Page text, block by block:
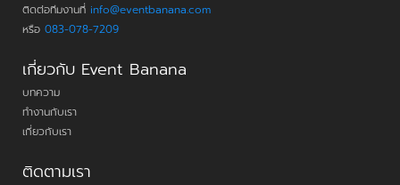
ติดต่อทีมงานที่ info@eventbanana.com
หรือ 083-078-7209
เกี่ยวกับ Event Banana
บทความ
ทำงานกับเรา
เกี่ยวกับเรา
ติดตามเรา